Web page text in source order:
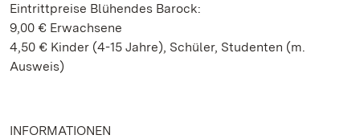
Eintrittpreise Blühendes Barock:
9,00 € Erwachsene
4,50 € Kinder (4-15 Jahre), Schüler, Studenten (m.
Ausweis)
INFORMATIONEN